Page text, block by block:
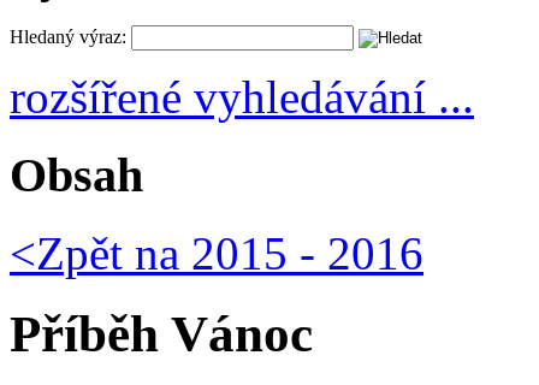
Hledaný výraz:
rozšířené vyhledávání ...
Obsah
<Zpět na 2015 - 2016
Příběh Vánoc